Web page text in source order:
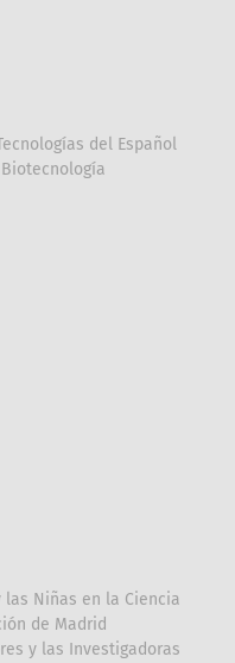
del Español
Niñas en la Ciencia
de Madrid
y las Investigadoras